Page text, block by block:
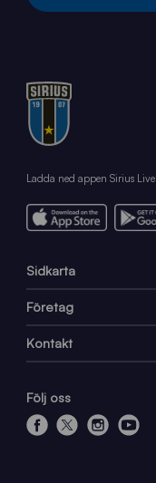
Ladda ned appen Sirius Live
Sidkarta
Företag
Kontakt
Följ oss
f
x
i
y